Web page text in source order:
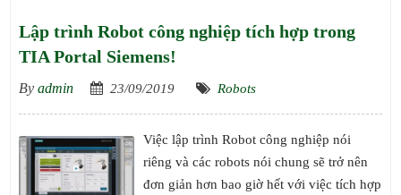
Lập trình Robot công nghiệp tích hợp trong
TIA Portal Siemens!
By admin 23/09/2019 Robots
Việc lập trình Robot công nghiệp nói
riêng và các robots nói chung sẽ trở nên
đơn giản hơn bao giờ hết với việc tích hợp